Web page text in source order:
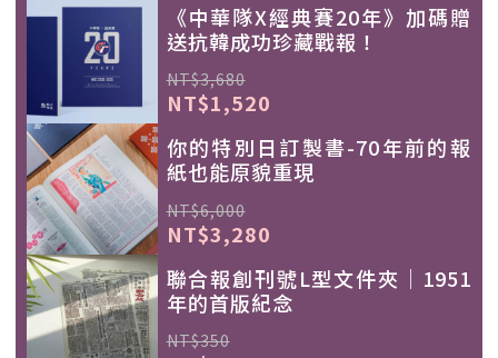
《中華隊X經典賽20年》加碼贈
送抗韓成功珍藏戰報！
NT$3,680
NT$1,520
你的特別日訂製書-70年前的報
紙也能原貌重現
NT$6,000
NT$3,280
聯合報創刊號L型文件夾｜1951
年的首版紀念
NT$350